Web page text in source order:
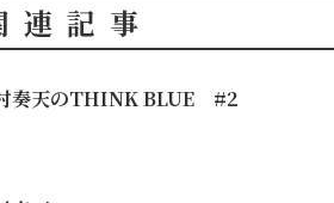
連記事
奏天のTHINK BLUE #2